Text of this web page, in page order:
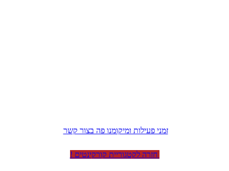
זמני פעילות ומיקומנו פה בצור קשר
חזרה לקטגוריית קורקינטים !